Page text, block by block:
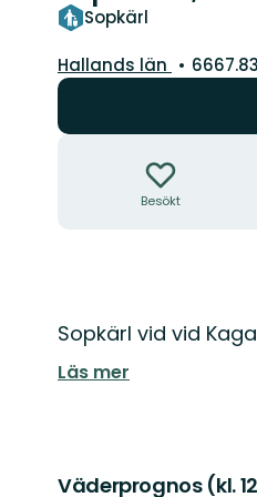
Sopkärl
Län:
Hallands län
Besökt
Beskrivning
Sopkärl vid vid
Läs mer
Väderprognos (kl.